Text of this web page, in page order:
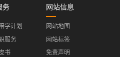
务
学计划
服务
书
网站信息
网站地图
网站标签
免责声明